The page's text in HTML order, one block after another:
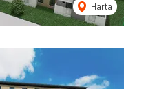
Harta